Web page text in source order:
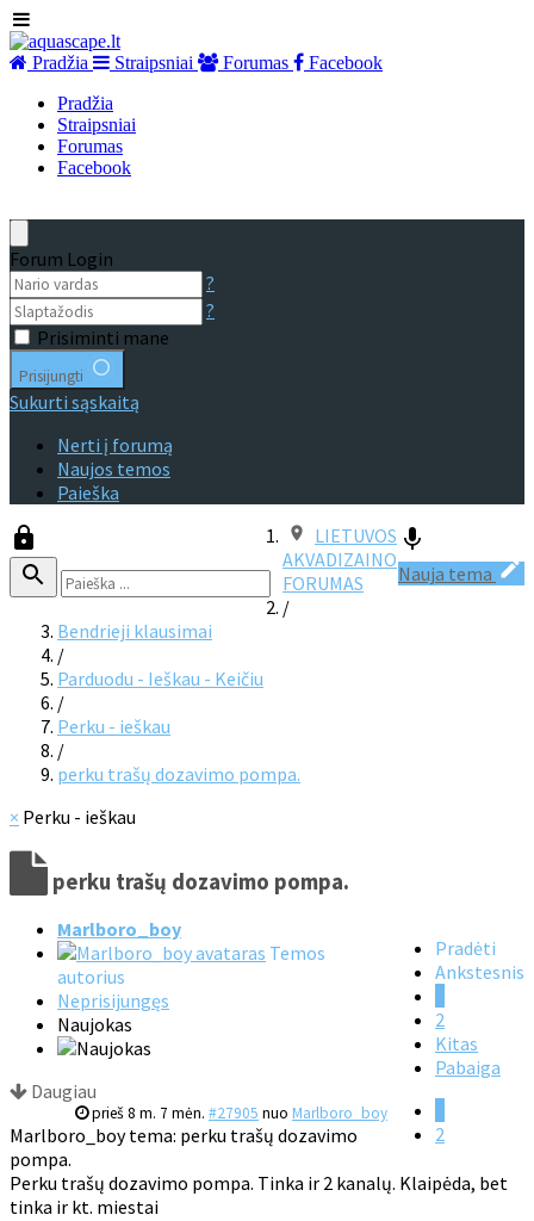
Pradžia Straipsniai Forumas
Facebook
Pradžia
Straipsniai
Forumas
Facebook
Forum Login
?
?
Prisiminti mane
Prisijungti
Sukurti sąskaitą
Nerti į forumą
Naujos temos
Paieška
Nauja tema
LIETUVOS
AKVADIZAINO
FORUMAS
/
Bendrieji klausimai
/
Parduodu - Ieškau - Keičiu
/
Perku - ieškau
/
perku trašų dozavimo pompa.
× Perku - ieškau
perku trašų dozavimo pompa.
Pradėti
Ankstesnis
2
Kitas
Pabaiga
2
Marlboro_boy
Temos
autorius
Neprisijungęs
Naujokas
Daugiau
prieš 8 m. 7 mėn. #27905 nuo Marlboro_boy
Marlboro_boy tema: perku trašų dozavimo
pompa.
Perku trašų dozavimo pompa. Tinka ir 2 kanalų. Klaipėda, bet
tinka ir kt. miestai